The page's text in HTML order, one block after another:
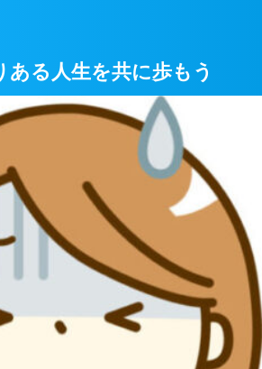
ある人生を共に歩もう